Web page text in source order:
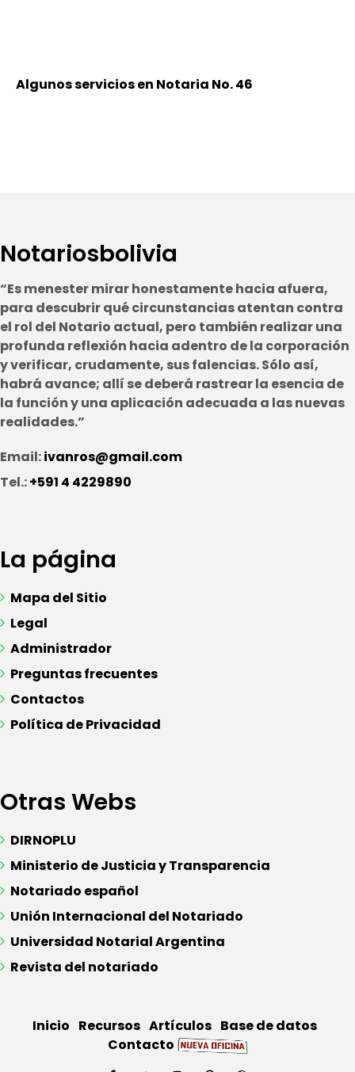
Algunos servicios en Notaria No. 46
Notariosbolivia
“Es menester mirar honestamente hacia afuera,
para descubrir qué circunstancias atentan contra
el rol del Notario actual, pero también realizar una
profunda reflexión hacia adentro de la corporación
y verificar, crudamente, sus falencias. Sólo así,
habrá avance; allí se deberá rastrear la esencia de
la función y una aplicación adecuada a las nuevas
realidades.”
Email:ivanros@gmail.com
Tel.:+591 4 4229890
La página
Mapa del Sitio
Legal
Administrador
Preguntas frecuentes
Contactos
Política de Privacidad
Otras Webs
DIRNOPLU
Ministerio de Justicia y Transparencia
Notariado español
Unión Internacional del Notariado
Universidad Notarial Argentina
Revista del notariado
Inicio Recursos Artículos Base de datos
Contacto